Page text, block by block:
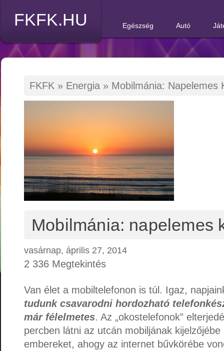
FKFK.HU Egészség Autó
FKFK » Energia » Mobilmánia: Napelemes
Mobilmánia: napelemes
vasárnap, április 27, 2014
2 336 Megtekintés
Van élet a mobiltelefonon is túl. Igaz,
tudunk csavarodni hordozható
már félelmetes. Az „okostelefonok”
percben látni az utcán mobiljának kijelzőjébe
embereket, ahogy az internet bűvkörébe